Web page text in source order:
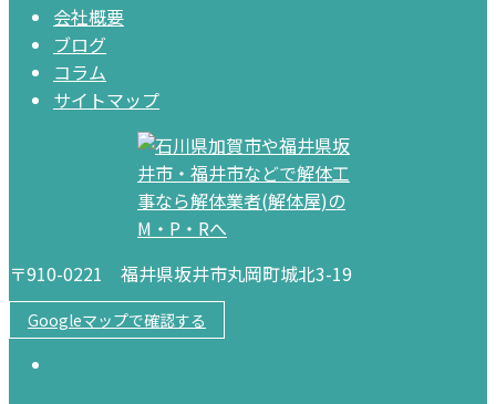
会社概要
ブログ
コラム
サイトマップ
〒910-0221 福井県坂井市丸岡町城北3-19
Googleマップで確認する